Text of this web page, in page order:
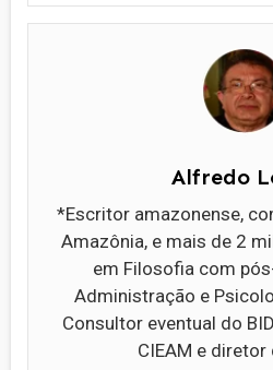
Alfredo
*Escritor amazonense,
Amazônia, e mais de 2
em Filosofia com
Administração e
Consultor eventual do
CIEAM e diretor